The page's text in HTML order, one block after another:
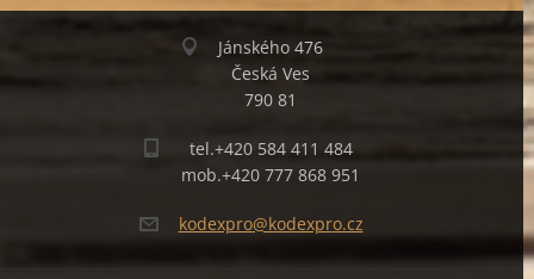
Jánského 476
Česká Ves
790 81
tel.+420 584 411 484
mob.+420 777 868 951
kodexpro@kodexpro.cz